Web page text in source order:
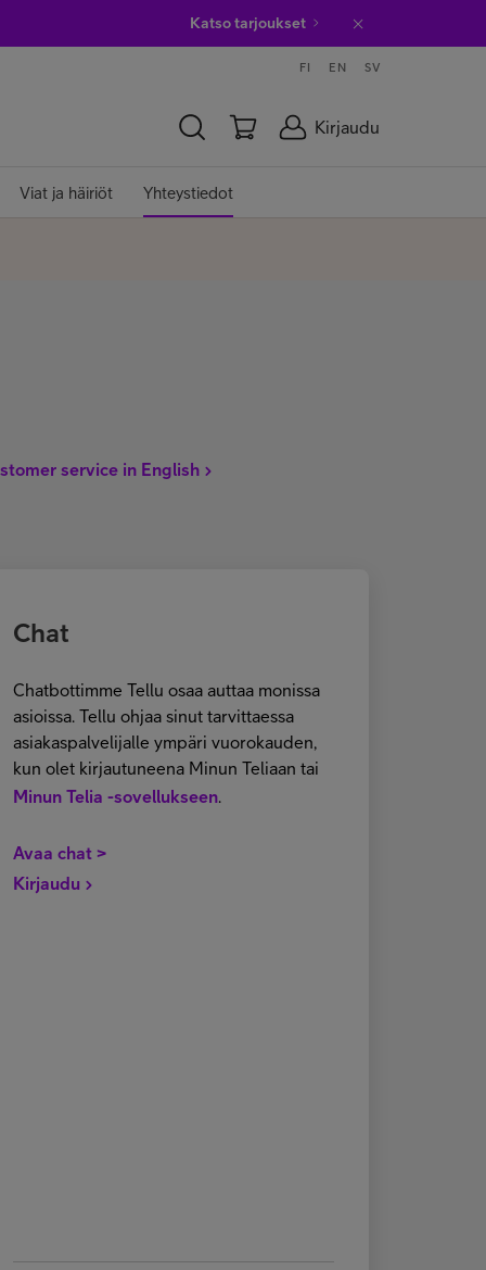
Katso tarjoukset
FI EN SV
Kirjaudu
Viat ja häiriöt Yhteystiedot
service in English
Chat
Chatbottimme Tellu osaa auttaa monissa
asioissa. Tellu ohjaa sinut tarvittaessa
asiakaspalvelijalle ympäri vuorokauden,
kun olet kirjautuneena Minun Teliaan tai
Minun Telia -sovellukseen.
Avaa chat >
Kirjaudu